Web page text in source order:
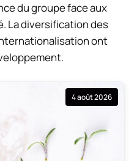
du groupe face aux
La diversification des
ont
4 août 2026